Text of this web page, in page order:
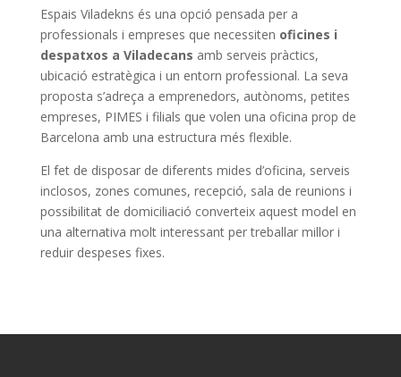
Espais Viladekns és una opció pensada per a
professionals i empreses que necessiten oficines i
despatxos a Viladecans amb serveis pràctics,
ubicació estratègica i un entorn professional. La seva
proposta s’adreça a emprenedors, autònoms, petites
empreses, PIMES i filials que volen una oficina prop de
Barcelona amb una estructura més flexible.
El fet de disposar de diferents mides d’oficina, serveis
inclosos, zones comunes, recepció, sala de reunions i
possibilitat de domiciliació converteix aquest model en
una alternativa molt interessant per treballar millor i
reduir despeses fixes.